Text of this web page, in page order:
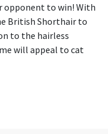
opponent to win! With
British Shorthair to
to the hairless
will appeal to cat